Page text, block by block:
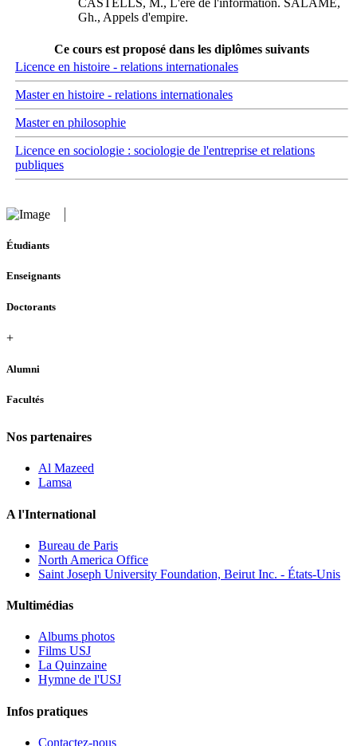
CASTELLS, M., L'ère de l'information. SALAMÉ,
Gh., Appels d'empire.
Ce cours est proposé dans les diplômes suivants
Licence en histoire - relations internationales
Master en histoire - relations internationales
Master en philosophie
Licence en sociologie : sociologie de l'entreprise et relations
publiques
Étudiants
Enseignants
Doctorants
+
Alumni
Facultés
Nos partenaires
Al Mazeed
Lamsa
A l'International
Bureau de Paris
North America Office
Saint Joseph University Foundation, Beirut Inc. - États-Unis
Multimédias
Albums photos
Films USJ
La Quinzaine
Hymne de l'USJ
Infos pratiques
Contactez-nous